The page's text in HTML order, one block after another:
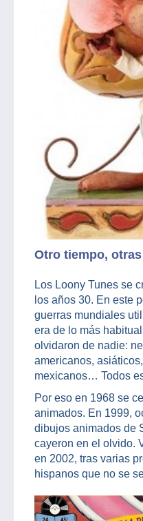
Otro tiempo,
Los Loony Tunes se
los años 30. En este
guerras mundiales
era de lo más
olvidaron de nadie:
americanos,
mexicanos… Todos
Por eso en 1968 se
animados. En 1999,
dibujos animados de
cayeron en el olvido.
en 2002, tras varias
hispanos que no se